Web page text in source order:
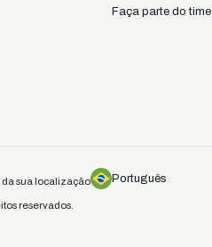
Faça parte do time
da sua localização Português
reservados.